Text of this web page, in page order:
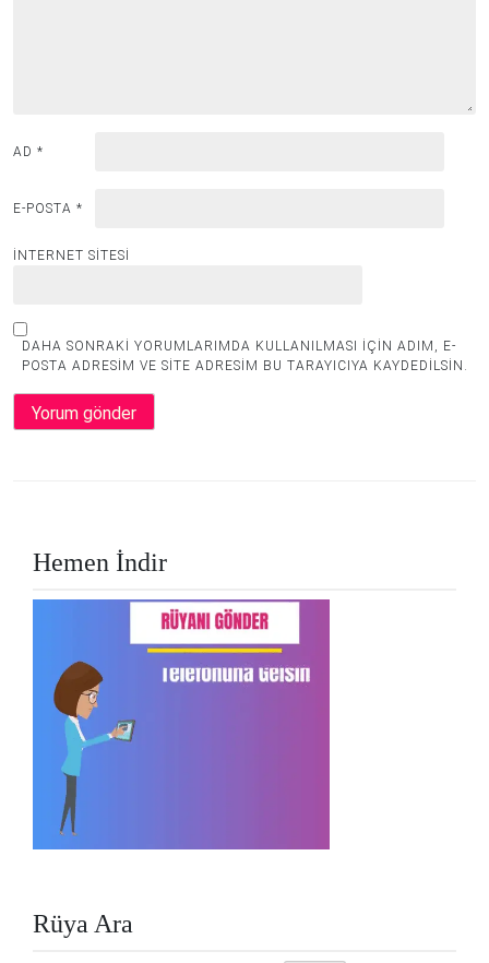
AD *
E-POSTA *
İNTERNET SITESI
DAHA SONRAKI YORUMLARIMDA KULLANILMASI IÇIN ADIM, E-
POSTA ADRESIM VE SITE ADRESIM BU TARAYICIYA KAYDEDILSIN.
Hemen İndir
Rüya Ara